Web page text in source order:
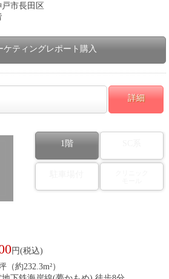
市長田区
ケティングレポート購入
詳細
1階
円(税込)
（約232.3m²）